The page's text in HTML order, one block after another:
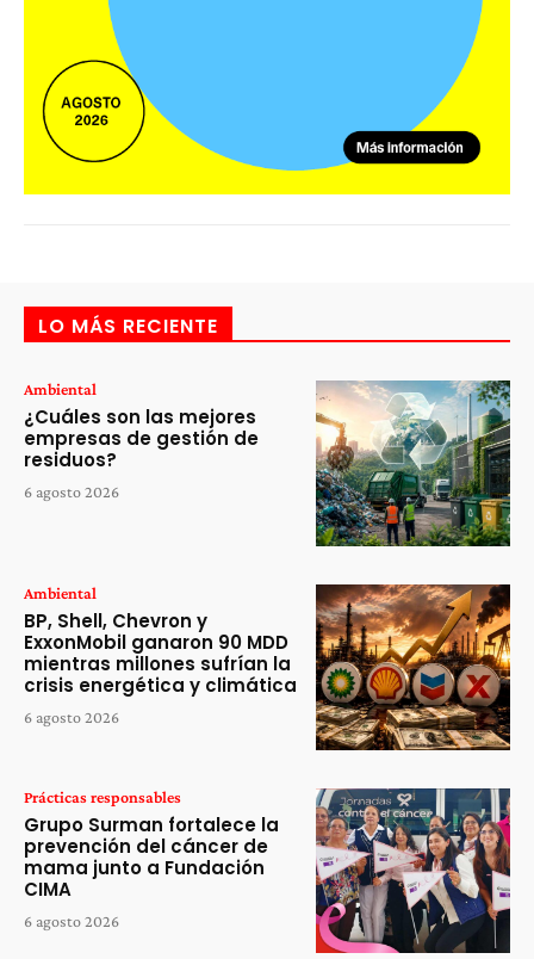
LO MÁS RECIENTE
Ambiental
¿Cuáles son las mejores
empresas de gestión de
residuos?
6 agosto 2026
Ambiental
BP, Shell, Chevron y
ExxonMobil ganaron 90 MDD
mientras millones sufrían la
crisis energética y climática
6 agosto 2026
Prácticas responsables
Grupo Surman fortalece la
prevención del cáncer de
mama junto a Fundación
CIMA
6 agosto 2026